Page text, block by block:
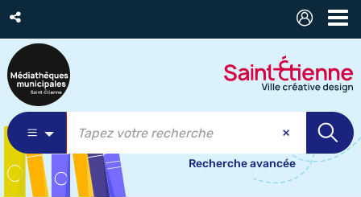
Recherche avancée